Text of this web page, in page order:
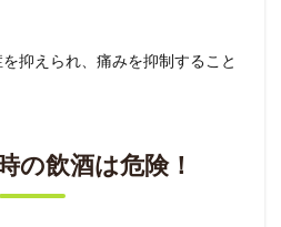
抑えられ、痛みを抑制すること
の飲酒は危険！